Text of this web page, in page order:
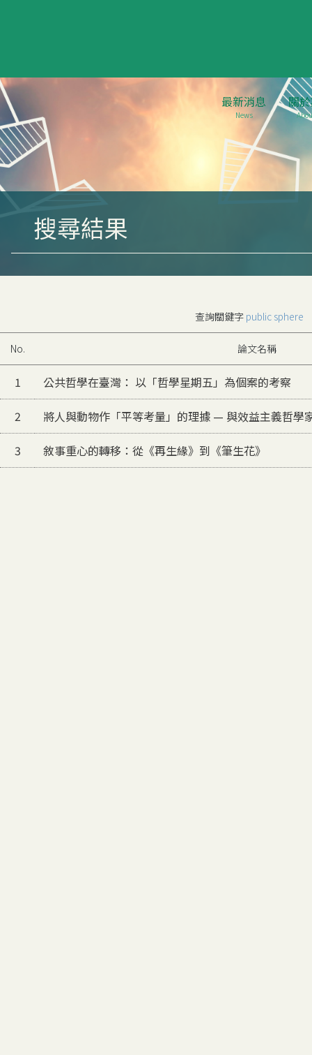
最新消息
News
關
搜尋結果
查詢關鍵字 public sphere
No. 論文名稱
1 公共哲學在臺灣： 以「哲學星期五」為個案的考察
2 將人與動物作「平等考量」的理據 — 與效益主義哲學
3 敘事重心的轉移：從《再生緣》到《筆生花》